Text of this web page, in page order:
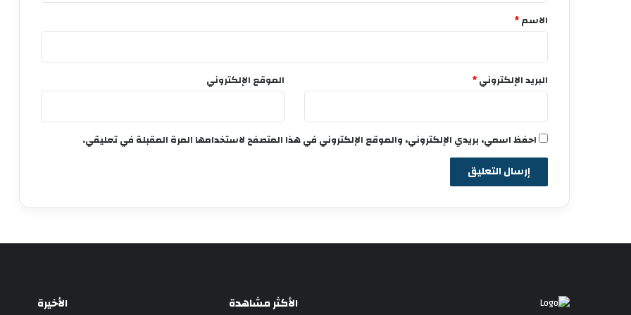
*
الاسم*
البريد الإلكتروني* الموقع الإلكتروني
احفظ اسمي، بريدي الإلكتروني، والموقع الإلكتروني في هذا المتصفح لاستخدامها المرة المقبلة في تعليقي.
الأكثر مشاهدة الأخيرة